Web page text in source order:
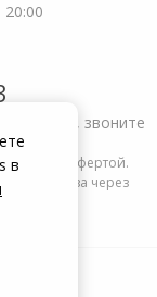
жалоба, звоните
офертой.
заказа через
в